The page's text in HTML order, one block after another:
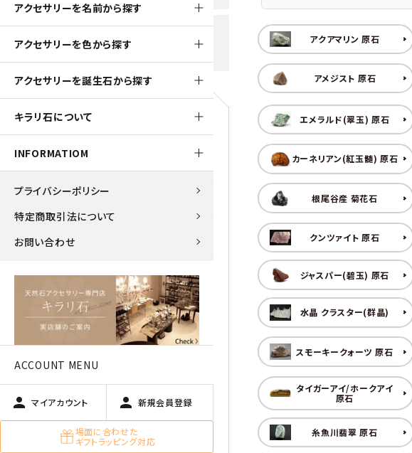
たまご形 特集
美石 特集 ルース 特集
スピネル / パーガサイト スモ
ターコイズ (トルコ石) タイ
パイライト 翡翠
ブルーレースアゲート フロ
ムー
ラ
ローズクォーツ ロ
Gray
1月 Jan
5月 May
9月 Sep
アクセサリーを名前から探す
アクセサリーを色から探す
アクセサリーを誕生石から探す
キラリ石について
INFORMATIOM
プライバシーポリシー
特定商取引法について
お問い合わせ
ACCOUNT MENU
person マイアカウント person 新規会員登録
場面に合わせた
ギフトラッピング対応
アクアマリン 原石
アメジスト 原石
エメラルド(翠玉) 原石
カーネリアン(紅玉髄) 原石
根尾谷産 菊花石
クンツァイト 原石
ジャスパー(碧玉) 原石
水晶 クラスター(群晶)
スモーキークォーツ 原石
タイガーアイ/ホークアイ
原石
糸魚川翡翠 原石
送料全国一律700円
5,500円(税込)以上ご購入で
原石
アマゾナイト
アメジスト
エメラルド
オパール